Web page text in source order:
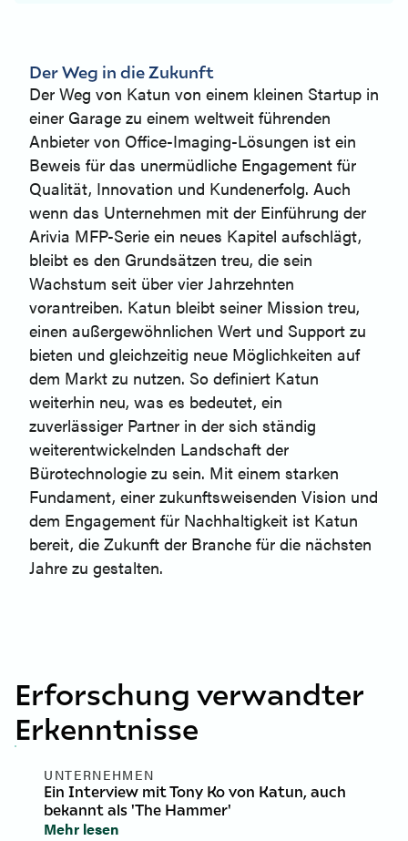
Der Weg in die Zukunft
Der Weg von Katun von einem kleinen Startup in
einer Garage zu einem weltweit führenden
Anbieter von Office-Imaging-Lösungen ist ein
Beweis für das unermüdliche Engagement für
Qualität, Innovation und Kundenerfolg. Auch
wenn das Unternehmen mit der Einführung der
Arivia MFP-Serie ein neues Kapitel aufschlägt,
bleibt es den Grundsätzen treu, die sein
Wachstum seit über vier Jahrzehnten
vorantreiben. Katun bleibt seiner Mission treu,
einen außergewöhnlichen Wert und Support zu
bieten und gleichzeitig neue Möglichkeiten auf
dem Markt zu nutzen. So definiert Katun
weiterhin neu, was es bedeutet, ein
zuverlässiger Partner in der sich ständig
weiterentwickelnden Landschaft der
Bürotechnologie zu sein. Mit einem starken
Fundament, einer zukunftsweisenden Vision und
dem Engagement für Nachhaltigkeit ist Katun
bereit, die Zukunft der Branche für die nächsten
Jahre zu gestalten.
Erforschung verwandter
Erkenntnisse
UNTERNEHMEN
Ein Interview mit Tony Ko von Katun, auch
bekannt als 'The Hammer'
Mehr lesen